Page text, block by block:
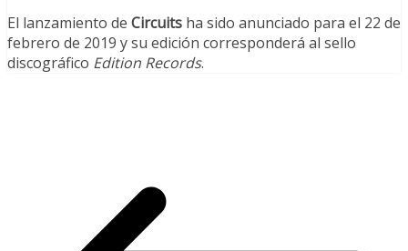
El lanzamiento de Circuits ha sido anunciado para el 22 de
febrero de 2019 y su edición corresponderá al sello
discográfico Edition Records.